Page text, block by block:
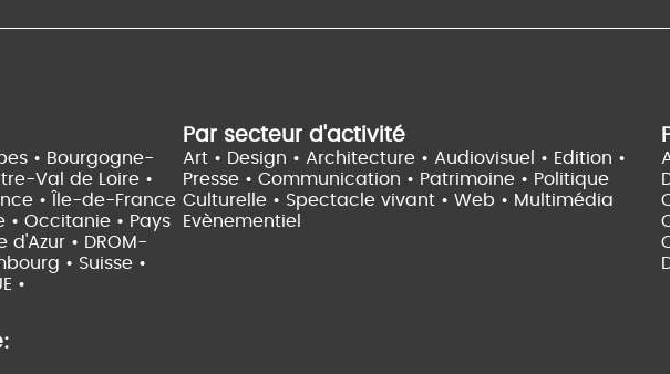
• Bourgogne-
Val de Loire •
•
Île-de-France
• Occitanie • Pays
d'Azur • DROM-
• Suisse •
•
Par secteur d'activité
Art • Design • Architecture • Audiovisuel • Edition •
Presse • Communication • Patrimoine • Politique
Culturelle • Spectacle vivant • Web • Multimédia
Evènementiel